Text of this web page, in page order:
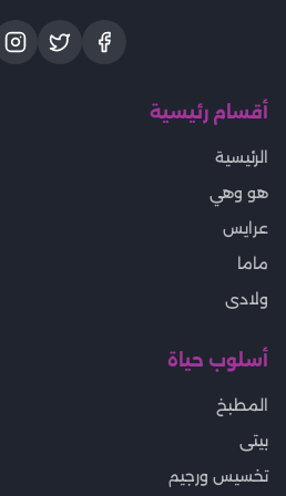
أقسام رئيسية
الرئيسية
هو وهي
عرايس
ماما
ولادى
أسلوب حياة
المطبخ
بيتى
تخسيس ورجيم